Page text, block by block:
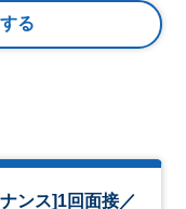
る
ンス]1回面接／